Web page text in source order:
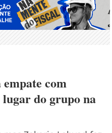
com
lugar do grupo na